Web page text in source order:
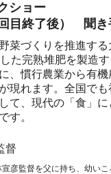
ショー
目終了後） 聞き
菜づくりを推進す
た完熟堆肥を製造
、慣行農業から有
現れます。全国で
て、現代の「食」
す。
督
彦監督を父に持ち、幼い